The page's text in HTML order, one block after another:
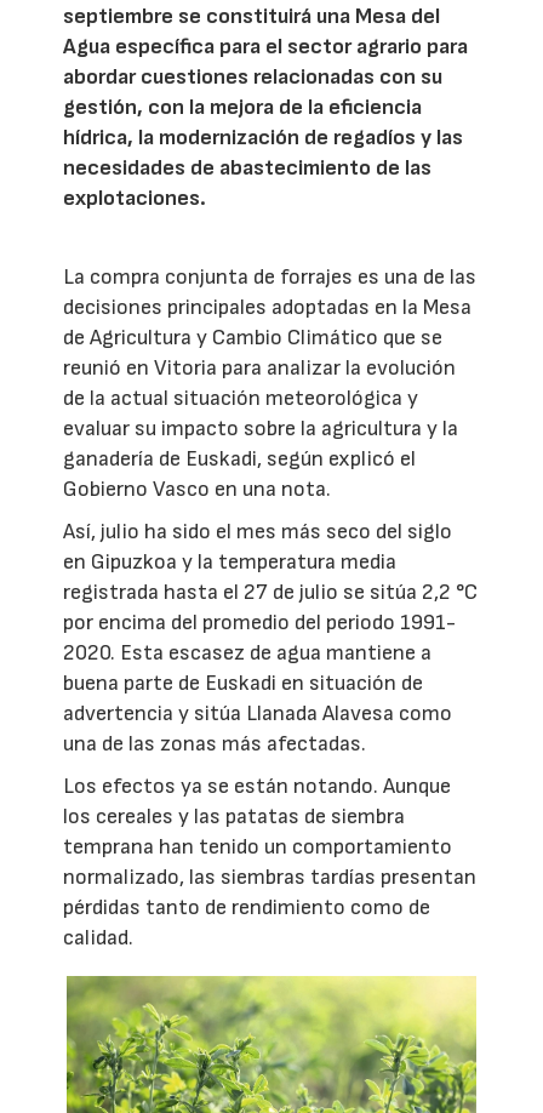
septiembre se constituirá una Mesa del
Agua específica para el sector agrario para
abordar cuestiones relacionadas con su
gestión, con la mejora de la eficiencia
hídrica, la modernización de regadíos y las
necesidades de abastecimiento de las
explotaciones.
La compra conjunta de forrajes es una de las
decisiones principales adoptadas en la Mesa
de Agricultura y Cambio Climático que se
reunió en Vitoria para analizar la evolución
de la actual situación meteorológica y
evaluar su impacto sobre la agricultura y la
ganadería de Euskadi, según explicó el
Gobierno Vasco en una nota.
Así, julio ha sido el mes más seco del siglo
en Gipuzkoa y la temperatura media
registrada hasta el 27 de julio se sitúa 2,2 °C
por encima del promedio del periodo 1991-
2020. Esta escasez de agua mantiene a
buena parte de Euskadi en situación de
advertencia y sitúa Llanada Alavesa como
una de las zonas más afectadas.
Los efectos ya se están notando. Aunque
los cereales y las patatas de siembra
temprana han tenido un comportamiento
normalizado, las siembras tardías presentan
pérdidas tanto de rendimiento como de
calidad.